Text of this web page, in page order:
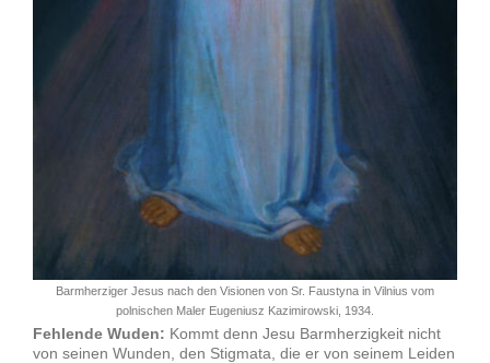
Barmherziger Jesus nach den Visionen von Sr. Faustyna in Vilnius vom
polnischen Maler Eugeniusz Kazimirowski, 1934.
Fehlende Wuden: Kommt denn Jesu Barmherzigkeit nicht
von seinen Wunden, den Stigmata, die er von seinem Leiden